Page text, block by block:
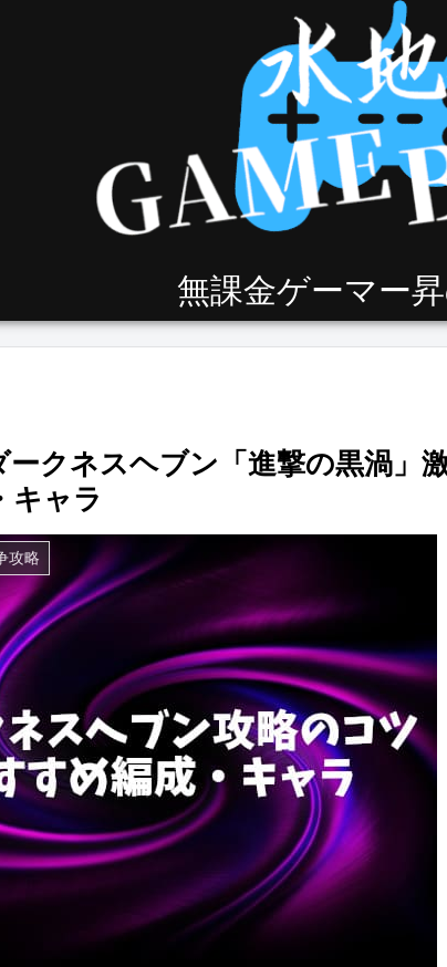
無課金ゲーマー
ークネスヘブン「進撃の黒渦」
キャラ
攻略